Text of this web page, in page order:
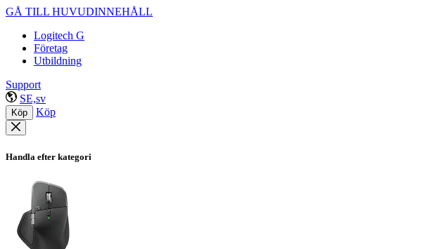
GÅ TILL HUVUDINNEHÅLL
Logitech G
Företag
Utbildning
Support
SE,sv
Köp Köp
Handla efter kategori